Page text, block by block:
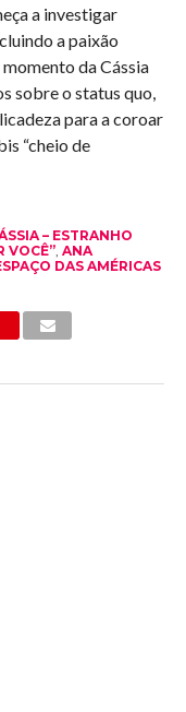
a investigar
a paixão
da Cássia
sobre o status quo,
para a coroar
“cheio de
– ESTRANHO
VOCÊ”, ANA
DAS AMÉRICAS